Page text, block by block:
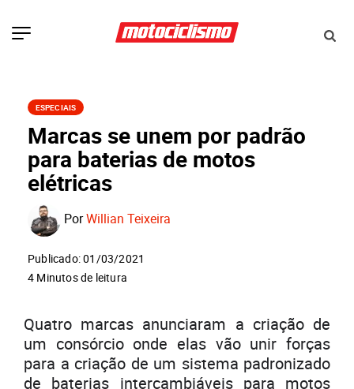
ESPECIAIS
Marcas se unem por padrão
para baterias de motos
elétricas
PorWillian Teixeira
Publicado: 01/03/2021
4 Minutos de leitura
Quatro marcas anunciaram a criação de
um consórcio onde elas vão unir forças
para a criação de um sistema padronizado
de baterias intercambiáveis para motos